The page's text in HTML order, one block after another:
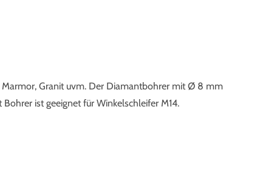
Marmor, Granit uvm. Der Diamantbohrer mit Ø 8 mm
ist geeignet für Winkelschleifer M14.